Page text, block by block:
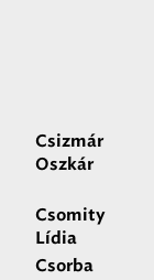
Csizmár
Oszkár
Csomity
Lídia
Csorba